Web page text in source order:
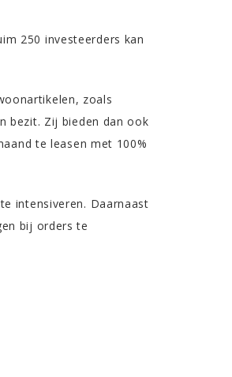
250 investeerders kan
zoals
bezit. Zij bieden dan ook
te leasen met 100%
intensiveren. Daarnaast
bij orders te